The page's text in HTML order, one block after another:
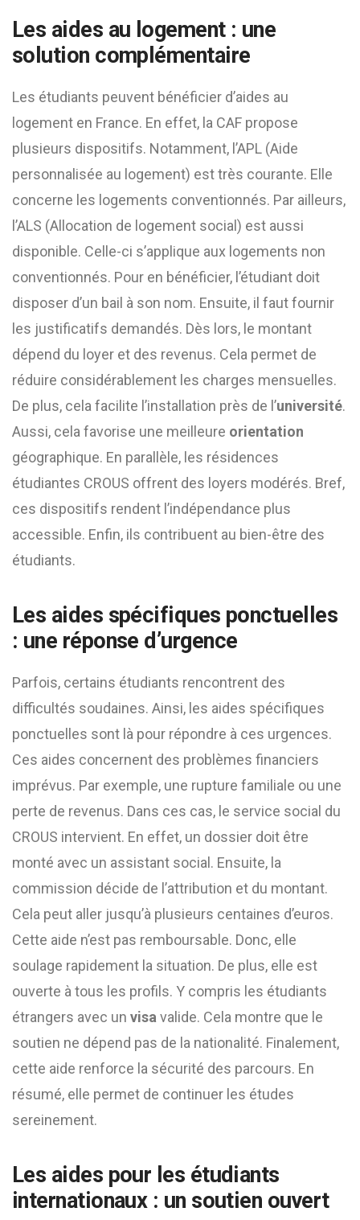
Les aides au logement : une
solution complémentaire
Les étudiants peuvent bénéficier d’aides au
logement en France. En effet, la CAF propose
plusieurs dispositifs. Notamment, l’APL (Aide
personnalisée au logement) est très courante. Elle
concerne les logements conventionnés. Par ailleurs,
l’ALS (Allocation de logement social) est aussi
disponible. Celle-ci s’applique aux logements non
conventionnés. Pour en bénéficier, l’étudiant doit
disposer d’un bail à son nom. Ensuite, il faut fournir
les justificatifs demandés. Dès lors, le montant
dépend du loyer et des revenus. Cela permet de
réduire considérablement les charges mensuelles.
De plus, cela facilite l’installation près de l’université.
Aussi, cela favorise une meilleure orientation
géographique. En parallèle, les résidences
étudiantes CROUS offrent des loyers modérés. Bref,
ces dispositifs rendent l’indépendance plus
accessible. Enfin, ils contribuent au bien-être des
étudiants.
Les aides spécifiques ponctuelles
: une réponse d’urgence
Parfois, certains étudiants rencontrent des
difficultés soudaines. Ainsi, les aides spécifiques
ponctuelles sont là pour répondre à ces urgences.
Ces aides concernent des problèmes financiers
imprévus. Par exemple, une rupture familiale ou une
perte de revenus. Dans ces cas, le service social du
CROUS intervient. En effet, un dossier doit être
monté avec un assistant social. Ensuite, la
commission décide de l’attribution et du montant.
Cela peut aller jusqu’à plusieurs centaines d’euros.
Cette aide n’est pas remboursable. Donc, elle
soulage rapidement la situation. De plus, elle est
ouverte à tous les profils. Y compris les étudiants
étrangers avec un visa valide. Cela montre que le
soutien ne dépend pas de la nationalité. Finalement,
cette aide renforce la sécurité des parcours. En
résumé, elle permet de continuer les études
sereinement.
Les aides pour les étudiants
internationaux : un soutien ouvert